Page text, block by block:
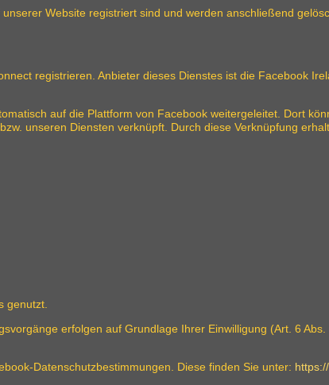
Website registriert sind und werden anschließend
registrieren. Anbieter dieses Dienstes ist die Facebook
auf die Plattform von Facebook weitergeleitet. Dort
unseren Diensten verknüpft. Durch diese Verknüpfung
genutzt.
erfolgen auf Grundlage Ihrer Einwilligung (Art. 6 Abs.
Datenschutzbestimmungen. Diese finden Sie unter: